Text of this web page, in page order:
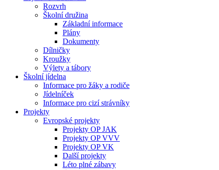
Rozvrh
Školní družina
Základní informace
Plány
Dokumenty
Dílničky
Kroužky
Výlety a tábory
Školní jídelna
Informace pro žáky a rodiče
Jídelníček
Informace pro cizí strávníky
Projekty
Evropské projekty
Projekty OP JAK
Projekty OP VVV
Projekty OP VK
Další projekty
Léto plné zábavy